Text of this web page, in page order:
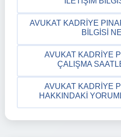
AVUKAT KADRIYE
BILGISI
AVUKAT KADRIYE
ÇALIŞMA
AVUKAT KADRIYE
HAKKINDAKI